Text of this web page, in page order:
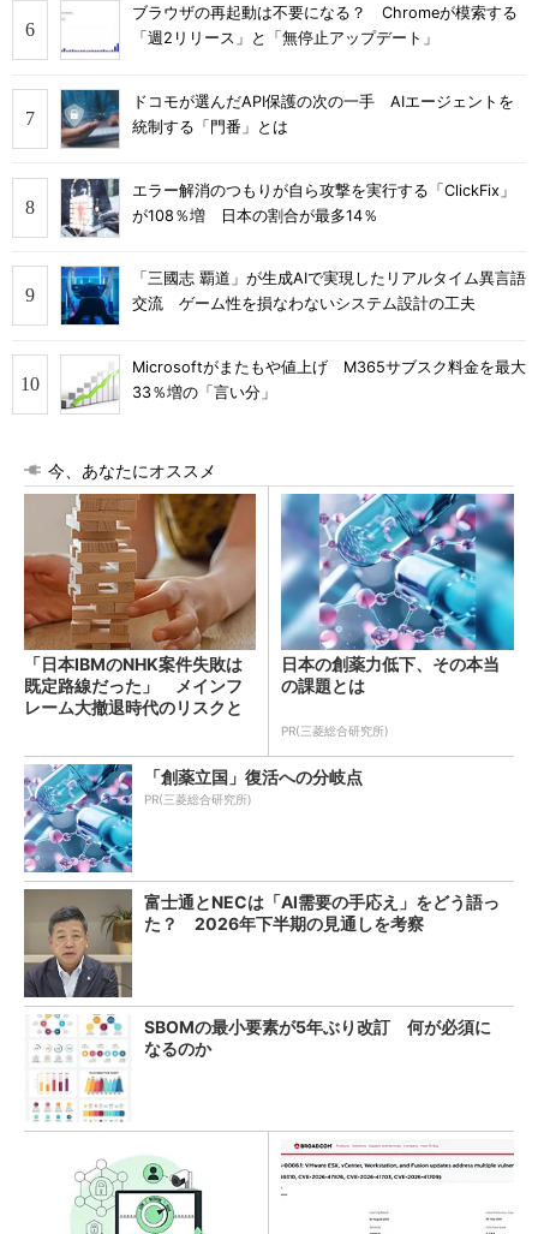
ブラウザの再起動は不要になる？ Chromeが模索する
「週2リリース」と「無停止アップデート」
ドコモが選んだAPI保護の次の一手 AIエージェントを
統制する「門番」とは
エラー解消のつもりが自ら攻撃を実行する「ClickFix」
が108％増 日本の割合が最多14％
「三國志 覇道」が生成AIで実現したリアルタイム異言語
交流 ゲーム性を損なわないシステム設計の工夫
Microsoftがまたもや値上げ M365サブスク料金を最大
33％増の「言い分」
今、あなたにオススメ
「日本IBMのNHK案件失敗は
既定路線だった」 メインフ
レーム大撤退時代のリスクと
日本の創薬力低下、その本当
の課題とは
PR(三菱総合研究所)
「創薬立国」復活への分岐点
PR(三菱総合研究所)
富士通とNECは「AI需要の手応え」をどう語っ
た？ 2026年下半期の見通しを考察
SBOMの最小要素が5年ぶり改訂 何が必須に
なるのか